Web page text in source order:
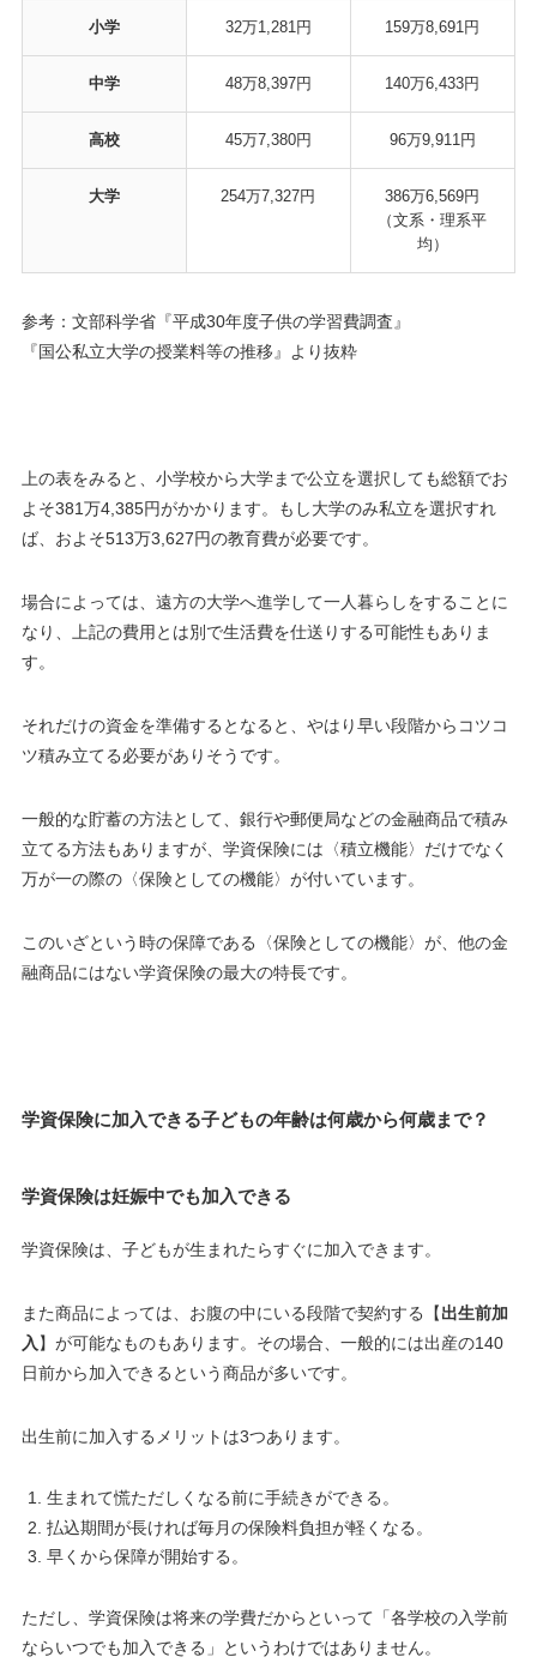
小学 32万1,281円 159万8,691円
中学 48万8,397円 140万6,433円
高校 45万7,380円 96万9,911円
大学 254万7,327円
386万6,569円
（文系・理系平
均）
参考：文部科学省『平成30年度子供の学習費調査』
『国公私立大学の授業料等の推移』より抜粋
上の表をみると、小学校から大学まで公立を選択しても総額でお
よそ381万4,385円がかかります。もし大学のみ私立を選択すれ
ば、 およそ513万3,627円の教育費が必要です。
場合によっては、遠方の大学へ進学して一人暮らしをすることに
なり、上記の費用とは別で生活費を仕送りする可能性もありま
す。
それだけの資金を準備するとなると、やはり早い段階からコツコ
ツ積み立てる必要がありそうです。
一般的な貯蓄の方法として、銀行や郵便局などの金融商品で積み
立てる方法もありますが、学資保険には〈積立機能〉だけでなく
万が一の際の〈保険としての機能〉が付いています。
このいざという時の保障である〈保険としての機能〉が、他の金
融商品にはない学資保険の最大の特長です。
学資保険に加入できる子どもの年齢は何歳から何歳まで？
学資保険は妊娠中でも加入できる
学資保険は、 子どもが生まれたらすぐに加入できます。
また商品によっては、お腹の中にいる段階で契約する【出生前加
入】が可能なものもあります。その場合、一般的には出産の140
日前から加入できる という商品が多いです。
出生前に加入するメリットは3つあります。
生まれて慌ただしくなる前に手続きができる。
払込期間が長ければ毎月の保険料負担が軽くなる。
早くから保障が開始する。
ただし、学資保険は将来の学費だからといって「各学校の入学前
ならいつでも加入できる」というわけではありません。